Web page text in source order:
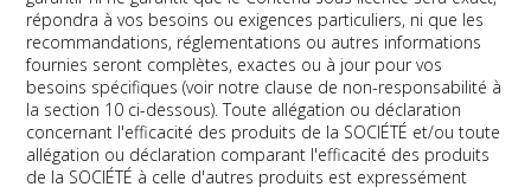
répondra à vos besoins ou exigences particuliers, ni que les
recommandations, réglementations ou autres informations
fournies seront complètes, exactes ou à jour pour vos
besoins spécifiques (voir notre clause de non-responsabilité à
la section 10 ci-dessous). Toute allégation ou déclaration
concernant l'efficacité des produits de la SOCIÉTÉ et/ou toute
allégation ou déclaration comparant l'efficacité des produits
de la SOCIÉTÉ à celle d'autres produits est expressément